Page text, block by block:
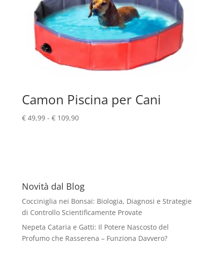
Camon Piscina per Cani
€49,99 - €109,90Fascia
€ 109,90
Novità dal Blog
Cocciniglia nei Bonsai: Biologia, Diagnosi e Strategie
di Controllo Scientificamente Provate
Nepeta Cataria e Gatti: Il Potere Nascosto del
Profumo che Rasserena – Funziona Davvero?